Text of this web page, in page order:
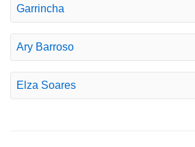
Garrincha
Ary Barroso
Elza Soares